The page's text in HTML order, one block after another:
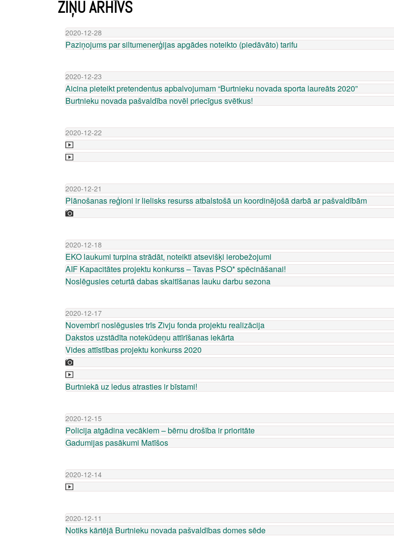
ZIŅU ARHĪVS
2020-12-28
Paziņojums par siltumenerģijas apgādes noteikto (piedāvāto) tarifu
2020-12-23
Aicina pieteikt pretendentus apbalvojumam “Burtnieku novada sporta laureāts 2020”
Burtnieku novada pašvaldība novēl priecīgus svētkus!
2020-12-22
2020-12-21
Plānošanas reģioni ir lielisks resurss atbalstošā un koordinējošā darbā ar pašvaldībām
2020-12-18
EKO laukumi turpina strādāt, noteikti atsevišķi ierobežojumi
AIF Kapacitātes projektu konkurss – Tavas PSO* spēcināšanai!
Noslēgusies ceturtā dabas skaitīšanas lauku darbu sezona
2020-12-17
Novembrī noslēgusies trīs Zivju fonda projektu realizācija
Dakstos uzstādīta notekūdeņu attīrīšanas iekārta
Vides attīstības projektu konkurss 2020
Burtniekā uz ledus atrasties ir bīstami!
2020-12-15
Policija atgādina vecākiem – bērnu drošība ir prioritāte
Gadumijas pasākumi Matīšos
2020-12-14
2020-12-11
Notiks kārtējā Burtnieku novada pašvaldības domes sēde